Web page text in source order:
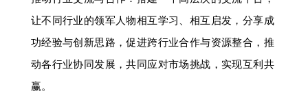
让不同行业的领军人物相互学习、相互启发，分享成
功经验与创新思路，促进跨行业合作与资源整合，推
动各行业协同发展，共同应对市场挑战，实现互利共
赢。